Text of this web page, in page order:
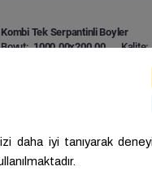
Kombi Tek Serpantinli Boyler
Boyut: 1000.00x200.00 Kalite: